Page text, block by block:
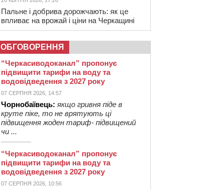
Пальне і добрива дорожчають: як це
впливає на врожай і ціни на Черкащині
ОБГОВОРЕННЯ
“Черкасиводоканал” пропонує
підвищити тарифи на воду та
водовідведення з 2027 року
07 СЕРПНЯ 2026, 14:57
Чорнобаївець: якщо гривня піде в
круте піке, то не врятують ці
підвищення жоден тариф- підвищений
чи ...
“Черкасиводоканал” пропонує
підвищити тарифи на воду та
водовідведення з 2027 року
07 СЕРПНЯ 2026, 10:56